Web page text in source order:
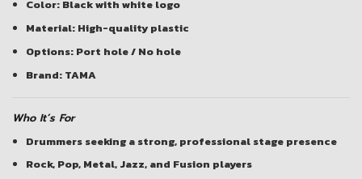
Color: Black with white logo
Material: High-quality plastic
Options: Port hole / No hole
Brand: TAMA
Who It’s For
Drummers seeking a strong, professional stage presence
Rock, Pop, Metal, Jazz, and Fusion players